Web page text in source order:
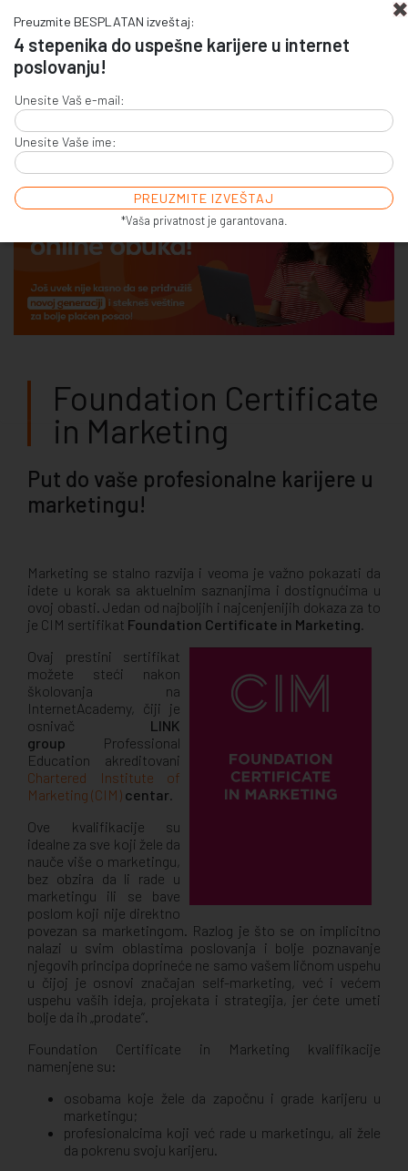
Preuzmite BESPLATAN izveštaj:
4 stepenika do uspešne karijere u internet
poslovanju!
Unesite Vaš e-mail:
Unesite Vaše ime:
*Vaša privatnost je garantovana.
+381 (0)11 7856 156
E-COMMERCE & SALES
ONLINE ADVERTISING
E-BUSINESS & E-MARKETING
Foundation Certificate
in Marketing
Put do vaše profesionalne karijere u
marketingu!
Marketing se stalno razvija i veoma je važno pokazati da
idete u korak sa aktuelnim saznanjima i dostignućima u
ovoj obasti. Jedan od najboljih i najcenjenijih dokaza za to
je CIM sertifikat Foundation Certificate in Marketing.
Ovaj prestini sertifikat
možete steći nakon
školovanja na
InternetAcademy, čiji je
osnivač LINK
group Professional
Education akreditovani
Chartered Institute of
Marketing (CIM) centar.
Ove kvalifikacije su
idealne za sve koji žele da
nauče više o marketingu,
bez obzira da li rade u
marketingu ili se bave
poslom koji nije direktno
povezan sa marketingom. Razlog je što se on implicitno
nalazi u svim oblastima poslovanja i bolje poznavanje
njegovih principa doprineće ne samo vašem ličnom uspehu
u čijoj je osnovi značajan self-marketing, već i većem
uspehu vaših ideja, projekata i strategija, jer ćete umeti
bolje da ih „prodate”.
Foundation Certificate in Marketing kvalifikacije
namenjene su:
osobama koje žele da započnu i grade karijeru u
marketingu;
profesionalcima koji već rade u marketingu, ali žele
da pokrenu svoju karijeru.